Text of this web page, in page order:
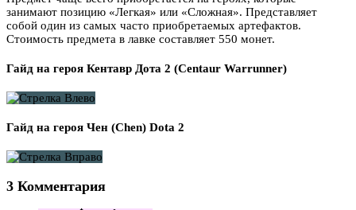
занимают позицию «Легкая» или «Сложная». Представляет
собой один из самых часто приобретаемых артефактов.
Стоимость предмета в лавке составляет 550 монет.
Гайд на героя Кентавр Дота 2 (Centaur Warrunner)
Гайд на героя Чен (Chen) Dota 2
3 Комментария